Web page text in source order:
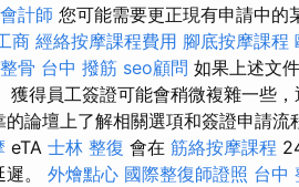
會計師 您可能需要更正現有申請中的
商 經絡按摩課程費用 腳底按摩課程
骨 台中 撥筋 seo顧問 如果上述文
獲得員工簽證可能會稍微複雜一些，
論壇上了解相關選項和簽證申請流
eTA 士林 整復 會在 筋絡按摩課程
。 外燴點心 國際整復師證照 台中